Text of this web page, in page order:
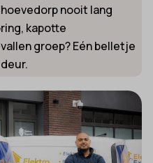
nooit lang
kapotte
groep? Eén belletje